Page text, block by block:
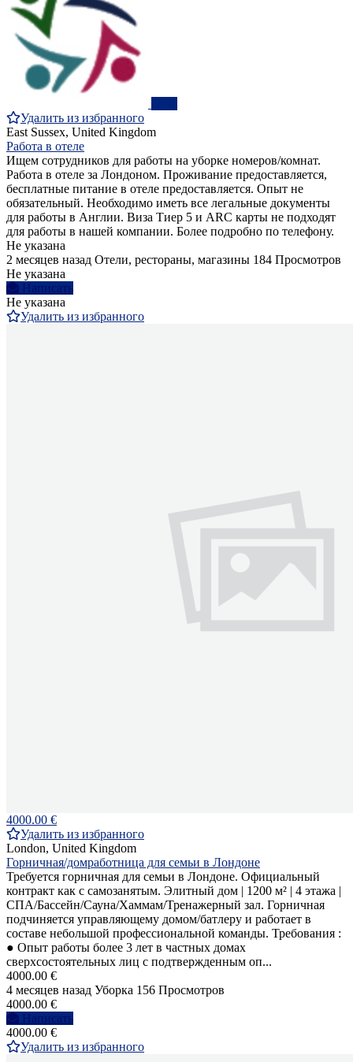
Удалить из избранного
East Sussex, United Kingdom
Работа в отеле
Ищем сотрудников для работы на уборке номеров/комнат.
Работа в отеле за Лондоном. Проживание предоставляется,
бесплатные питание в отеле предоставляется. Опыт не
обязательный. Необходимо иметь все легальные документы
для работы в Англии. Виза Тиер 5 и ARC карты не подходят
для работы в нашей компании. Более подробно по телефону.
Не указана
2 месяцев назад Отели, рестораны, магазины 184 Просмотров
Не указана
Написать
Не указана
Удалить из избранного
4000.00 €
Удалить из избранного
London, United Kingdom
Горничная/домработница для семьи в Лондоне
Требуется горничная для семьи в Лондоне. Официальный
контракт как с самозанятым. Элитный дом | 1200 м² | 4 этажа |
СПА/Бассейн/Сауна/Хаммам/Тренажерный зал. Горничная
подчиняется управляющему домом/батлеру и работает в
составе небольшой профессиональной команды. Требования :
● Опыт работы более 3 лет в частных домах
сверхсостоятельных лиц с подтвержденным оп...
4000.00 €
4 месяцев назад Уборка 156 Просмотров
4000.00 €
Написать
4000.00 €
Удалить из избранного